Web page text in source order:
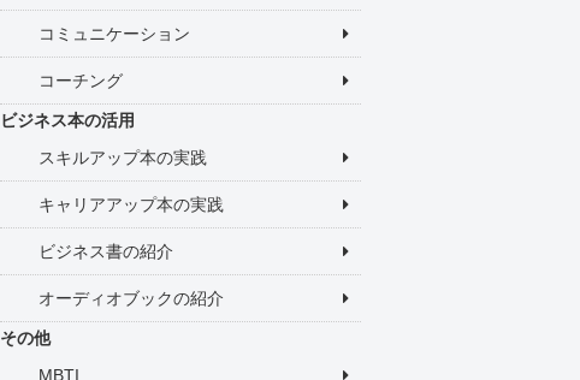
コミュニケーション
コーチング
ビジネス本の活用
スキルアップ本の実践
キャリアアップ本の実践
ビジネス書の紹介
オーディオブックの紹介
その他
MBTI